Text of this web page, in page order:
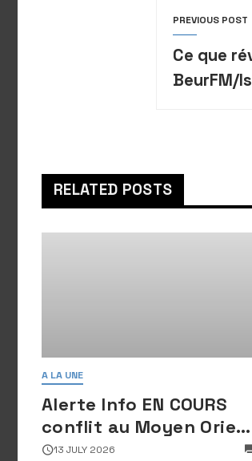
PREVIOUS POST
Ce que
BeurFM/
fm.”
RELATED POSTS
A LA UNE
Alerte Info EN COURS
conflit au Moyen Orient
: Des images satellites
13 JULY 2026